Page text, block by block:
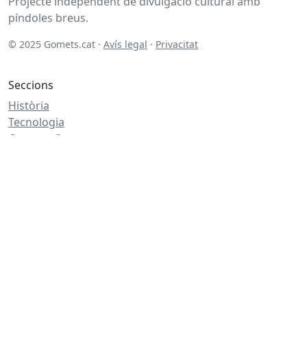
píndoles breus.
© 2025 Gomets.cat · Avís legal · Privacitat
Seccions
Història
Tecnologia
Cartografia